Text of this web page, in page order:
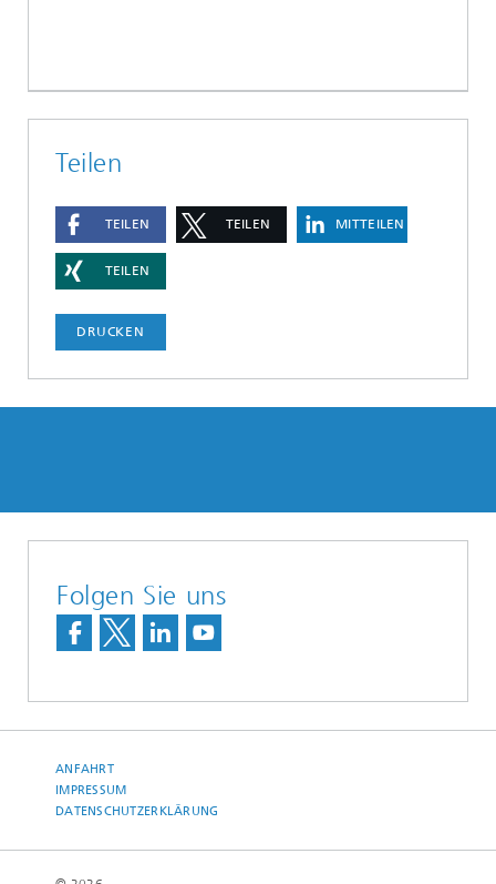
Teilen
TEILEN TEILEN MITTEILEN
TEILEN
DRUCKEN
Folgen Sie uns
ANFAHRT
IMPRESSUM
DATENSCHUTZERKLÄRUNG